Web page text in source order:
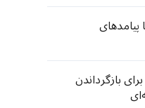
بازگرداندن